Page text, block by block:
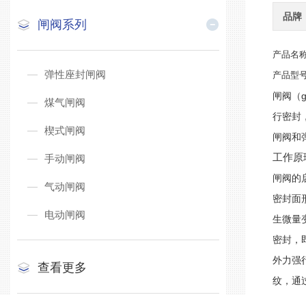
闸阀系列
弹性座封闸阀
煤气闸阀
楔式闸阀
手动闸阀
气动闸阀
电动闸阀
查看更多
品牌
产品名
产品型
闸阀（
行密封
闸阀和
工作原
闸阀的
密封面
生微量
密封，
外力强
纹，通